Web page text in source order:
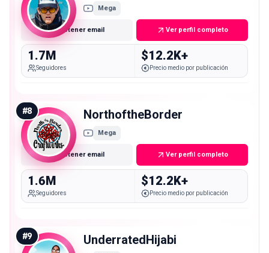
Mega
Obtener email Ver perfil completo
1.7M
Seguidores
$12.2K+
Precio medio por publicación
#8 NorthoftheBorder
Mega
Obtener email Ver perfil completo
1.6M
Seguidores
$12.2K+
Precio medio por publicación
#9 UnderratedHijabi